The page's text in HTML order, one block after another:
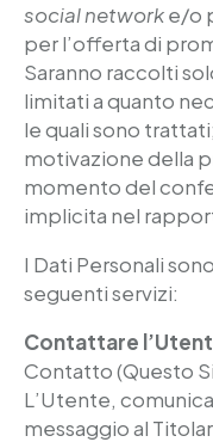
social networke/o
per l’offerta di
Saranno raccolti
limitati a quanto
le quali sono
motivazione della
momento del
implicita nel
I Dati Personali
seguenti servizi:
Contattare
Contatto (Questo
L’Utente,
messaggio al